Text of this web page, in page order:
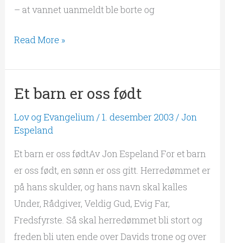
– at vannet uanmeldt ble borte og
Read More »
Et barn er oss født
Lov og Evangelium /1. desember 2003 / Jon
Espeland
Et barn er oss fødtAv Jon Espeland For et barn
er oss født, en sønn er oss gitt. Herredømmet er
på hans skulder, og hans navn skal kalles
Under, Rådgiver, Veldig Gud, Evig Far,
Fredsfyrste. Så skal herredømmet bli stort og
freden bli uten ende over Davids trone og over
Et
er
født